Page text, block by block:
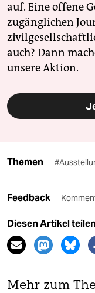
auf. Eine offene
zugänglichen
auch? Dann
unsere Aktion.
Themen
Feedback
Diesen Artikel
Mehr zum